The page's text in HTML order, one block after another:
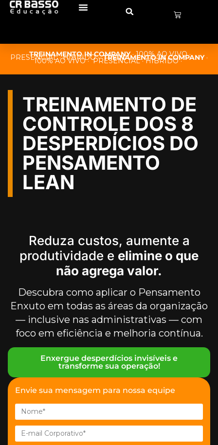
·TREINAMENTO IN COMPANY· 100% AO VIVO ·
PRESENCIAL · HÍBRIDO ·TREINAMENTO IN COMPANY·
100% AO VIVO · PRESENCIAL · HÍBRIDO ·
TREINAMENTO DE
CONTROLE DOS 8
DESPERDÍCIOS DO
PENSAMENTO
LEAN
Reduza custos, aumente a
produtividade e elimine o que
não agrega valor.
Descubra como aplicar o Pensamento
Enxuto em todas as áreas da organização
— inclusive nas administrativas — com
foco em eficiência e melhoria contínua.
Enxergue desperdícios invisíveis e
transforme sua operação!
Envie sua mensagem para nossa equipe